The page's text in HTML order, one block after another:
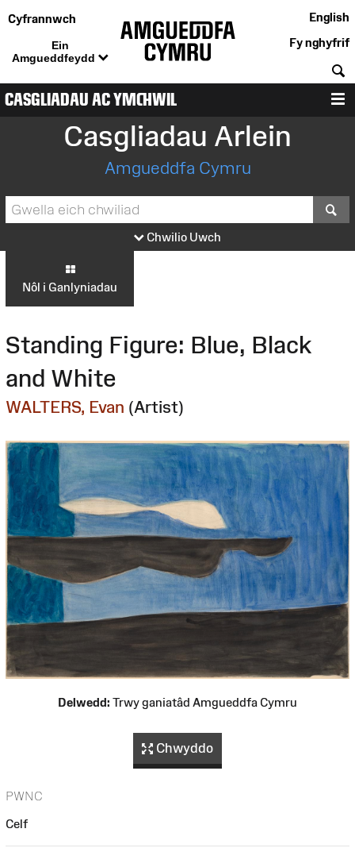
Cyfrannwch
Ein
Amgueddfeydd
English
Fy nghyfrif
CASGLIADAU AC YMCHWIL
Casgliadau Arlein
Amgueddfa Cymru
Chwilio Uwch
Nôl i Ganlyniadau
Standing Figure: Blue, Black
and White
WALTERS, Evan (Artist)
Delwedd: Trwy ganiatâd Amgueddfa Cymru
Chwyddo
PWNC
Celf